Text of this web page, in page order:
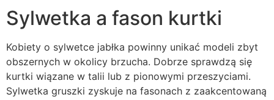
Sylwetka a fason kurtki
Kobiety o sylwetce jabłka powinny unikać modeli zbyt
obszernych w okolicy brzucha. Dobrze sprawdzą się
kurtki wiązane w talii lub z pionowymi przeszyciami.
Sylwetka gruszki zyskuje na fasonach z zaakcentowaną